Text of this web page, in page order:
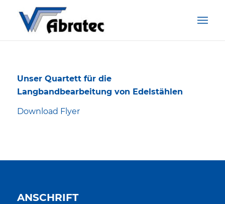
Unser Quartett für die
Langbandbearbeitung von Edelstählen
Download Flyer
ANSCHRIFT